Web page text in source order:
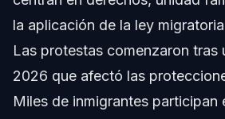
¿Quién inició la protesta No Kings?
¿De qué trata la protesta No Kings?
¿Tienen derecho a protestar los
la aplicación de la ley
Las protestas comenzaron tras
2026 que afectó las
Miles de inmigrantes participan